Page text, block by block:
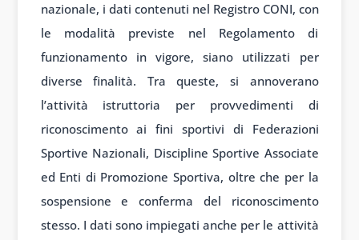
nazionale, i dati contenuti nel Registro CONI, con
le modalità previste nel Regolamento di
funzionamento in vigore, siano utilizzati per
diverse finalità. Tra queste, si annoverano
l’attività istruttoria per provvedimenti di
riconoscimento ai fini sportivi di Federazioni
Sportive Nazionali, Discipline Sportive Associate
ed Enti di Promozione Sportiva, oltre che per la
sospensione e conferma del riconoscimento
stesso. I dati sono impiegati anche per le attività